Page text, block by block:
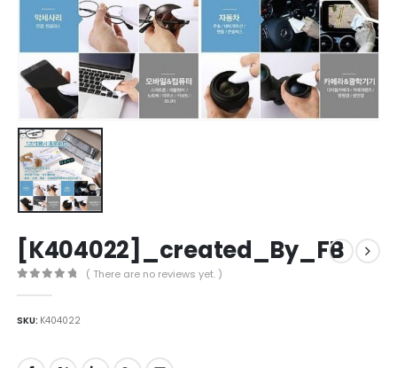
[K404022]_created_By_FB
( There are no reviews yet. )
SKU: K404022